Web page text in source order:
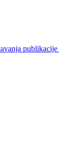
publikacije